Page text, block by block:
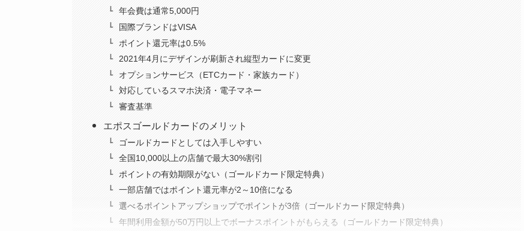
年会費は通常5,000円
国際ブランドはVISA
ポイント還元率は0.5%
2021年4月にデザインが刷新され縦型カードに変更
オプションサービス（ETCカード・家族カード）
対応しているスマホ決済・電子マネー
審査基準
エポスゴールドカードのメリット
ゴールドカードとしては入手しやすい
全国10,000以上の店舗で最大30%割引
ポイントの有効期限がない（ゴールドカード限定特典）
一部店舗ではポイント還元率が2～10倍になる
選べるポイントアップショップでポイントが3倍（ゴールドカード限定特典）
年間利用金額が50万円以上でボーナスポイントがもらえる（ゴールドカード限定特典）